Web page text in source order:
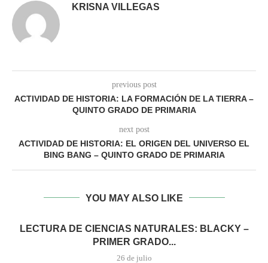
KRISNA VILLEGAS
previous post
ACTIVIDAD DE HISTORIA: LA FORMACIÓN DE LA TIERRA –
QUINTO GRADO DE PRIMARIA
next post
ACTIVIDAD DE HISTORIA: EL ORIGEN DEL UNIVERSO EL
BING BANG – QUINTO GRADO DE PRIMARIA
YOU MAY ALSO LIKE
LECTURA DE CIENCIAS NATURALES: BLACKY –
PRIMER GRADO...
26 de julio